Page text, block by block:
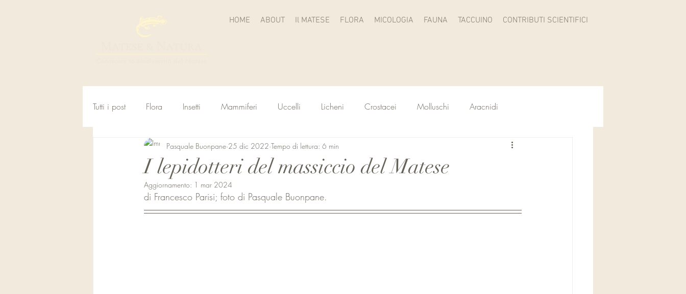
HOME ABOUT Il MATESE FLORA MICOLOGIA FAUNA TACCUINO CONTRIBUTI SCIENTIFICI
Tutti i post Flora Insetti Mammiferi Uccelli Licheni Crostacei Molluschi Aracnidi
I lepidotteri del massiccio del Matese
Pasquale Buonpane 25 dic 2022 Tempo di lettura: 6 min
Aggiornamento: 1 mar 2024
di Francesco Parisi; foto di Pasquale Buonpane.